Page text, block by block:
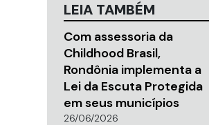
LEIA TAMBÉM
Com assessoria da
Childhood Brasil,
Rondônia implementa a
Lei da Escuta Protegida
em seus municípios
26/06/2026